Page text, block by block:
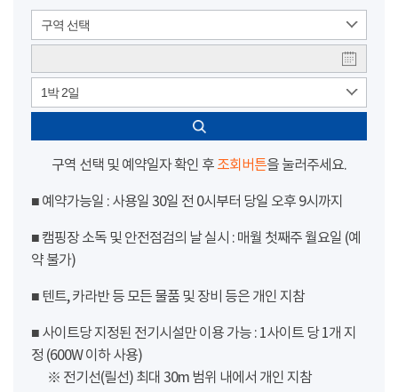
구역 선택
1박 2일
구역 선택 및 예약일자 확인 후 조회버튼을 눌러주세요.
■ 예약가능일 : 사용일 30일 전 0시부터 당일 오후 9시까지
■ 캠핑장 소독 및 안전점검의 날 실시 : 매월 첫째주 월요일 (예
약 불가)
■ 텐트, 카라반 등 모든 물품 및 장비 등은 개인 지참
■ 사이트당 지정된 전기시설만 이용 가능 : 1사이트 당 1개 지
정 (600W 이하 사용)
※ 전기선(릴선) 최대 30m 범위 내에서 개인 지참